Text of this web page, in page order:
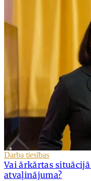
Darba tiesības
Vai ārkārtas
atvaļinājuma?